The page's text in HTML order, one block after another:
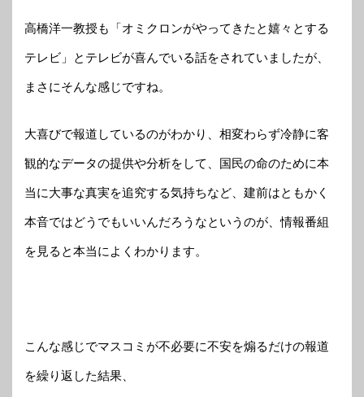
高橋洋一教授も「オミクロンがやってきたと嬉々とする
テレビ」とテレビが喜んでいる話をされていましたが、
まさにそんな感じですね。
大喜びで報道しているのがわかり、相変わらず冷静に客
観的なデータの提供や分析をして、国民の命のために本
当に大事な真実を追究する気持ちなど、建前はともかく
本音ではどうでもいいんだろうなというのが、情報番組
を見ると本当によくわかります。
こんな感じでマスコミが不必要に不安を煽るだけの報道
を繰り返した結果、